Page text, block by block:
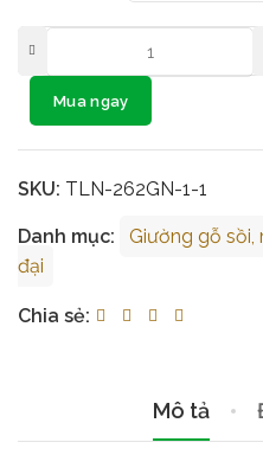
Mua ngay
SKU: TLN-262GN-1-1
Danh mục:
Giường gỗ sồi,
đại
Chia sẻ:
Mô tả